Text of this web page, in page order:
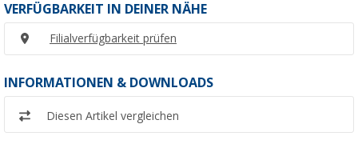
VERFÜGBARKEIT IN DEINER NÄHE
Filialverfügbarkeit prüfen
INFORMATIONEN & DOWNLOADS
Diesen Artikel vergleichen